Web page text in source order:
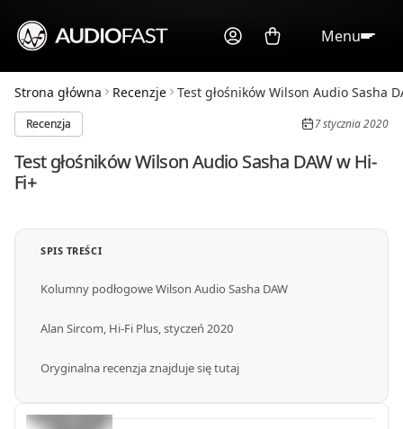
Menu
Strona główna Recenzje Test głośników Wilson Audio Sasha
SPIS TREŚCI
Kolumny podłogowe Wilson Audio Sasha DAW
Alan Sircom, Hi-Fi Plus, styczeń 2020
Oryginalna recenzja znajduje się tutaj
Recenzja 7 stycznia 2020
Test głośników Wilson Audio Sasha DAW w Hi-
Fi+